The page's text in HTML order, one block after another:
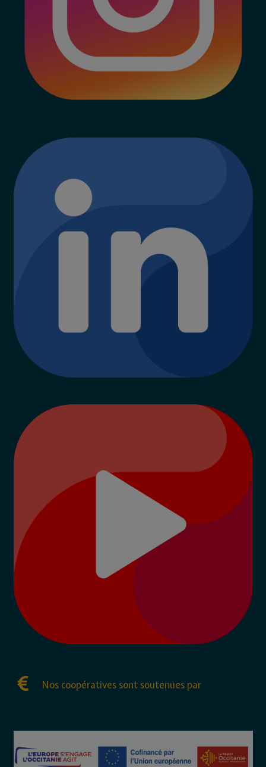
Nos coopératives sont soutenues par